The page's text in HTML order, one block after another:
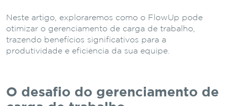
Neste artigo, exploraremos como o FlowUp pode
otimizar o gerenciamento de carga de trabalho,
trazendo benefícios significativos para a
produtividade e eficiência da sua equipe.
O desafio do gerenciamento de